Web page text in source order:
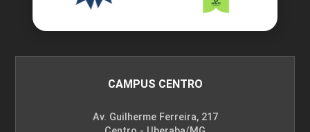
CAMPUS CENTRO
Av. Guilherme Ferreira, 217